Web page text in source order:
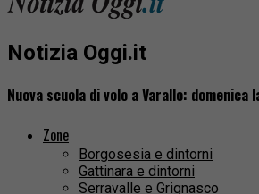
Notizia Oggi.it
Nuova scuola di volo a Varallo: domenica
Zone
Borgosesia e dintorni
Gattinara e dintorni
Serravalle e Grignasco